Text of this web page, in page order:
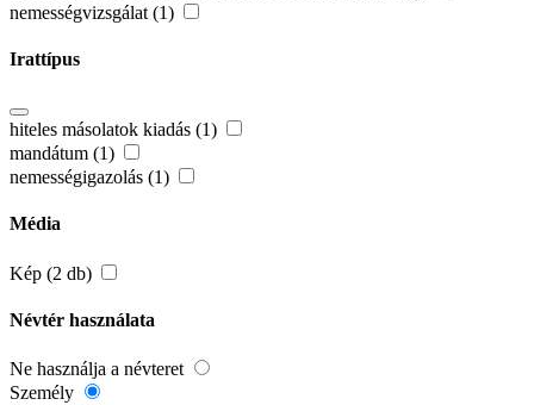
nemességvizsgálat (1)
Irattípus
hiteles másolatok kiadás (1)
mandátum (1)
nemességigazolás (1)
Média
Kép (2 db)
Névtér használata
Ne használja a névteret
Személy